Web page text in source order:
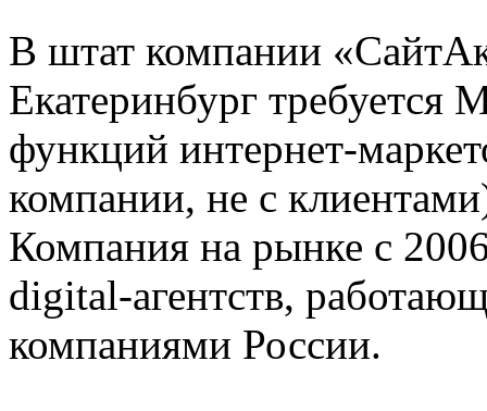
В штат компании
Екатеринбург требуется
функций интернет-
компании, не с
Компания на рынке с
digital-агентств,
компаниями России.